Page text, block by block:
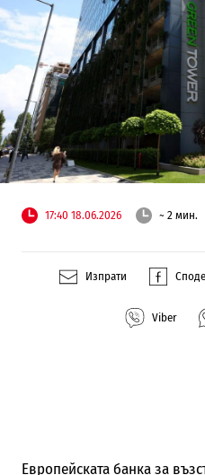
17:40 18.06.2026 ~ 2 мин.
Изпрати
Viber
Европейската банка за